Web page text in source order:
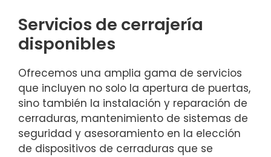
Servicios de cerrajería
disponibles
Ofrecemos una amplia gama de servicios
que incluyen no solo la apertura de puertas,
sino también la instalación y reparación de
cerraduras, mantenimiento de sistemas de
seguridad y asesoramiento en la elección
de dispositivos de cerraduras que se